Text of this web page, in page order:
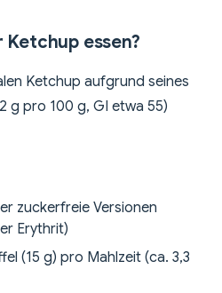
essen?
Ketchup aufgrund seines
g pro 100 g, GI etwa 55)
zuckerfreie Versionen
Erythrit)
(15 g) pro Mahlzeit (ca. 3,3